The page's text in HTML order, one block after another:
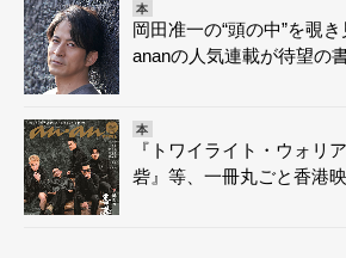
本
岡田准一の“頭の中”を覗
ananの人気連載が待望の
本
『トワイライト・ウォリ
砦』等、一冊丸ごと香港